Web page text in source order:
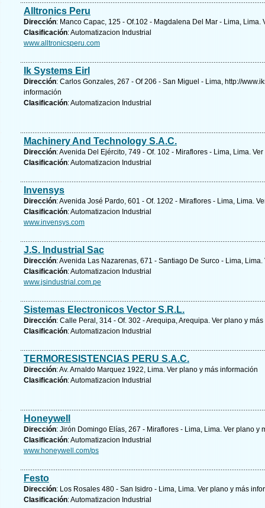
Alltronics Peru
Dirección: Manco Capac, 125 - Of.102 - Magdalena Del Mar - Lima, Lima.
Clasificación: Automatizacion Industrial
www.alltronicsperu.com
Ik Systems Eirl
Dirección: Carlos Gonzales, 267 - Of 206 - San Miguel - Lima, http://
información
Clasificación: Automatizacion Industrial
Machinery And Technology S.A.C.
Dirección: Avenida Del Ejército, 749 - Of. 102 - Miraflores - Lima, Lima.
Clasificación: Automatizacion Industrial
Invensys
Dirección: Avenida José Pardo, 601 - Of. 1202 - Miraflores - Lima, Lima.
Clasificación: Automatizacion Industrial
www.invensys.com
J.S. Industrial Sac
Dirección: Avenida Las Nazarenas, 671 - Santiago De Surco - Lima, Lima.
Clasificación: Automatizacion Industrial
www.jsindustrial.com.pe
Sistemas Electronicos Vector S.R.L.
Dirección: Calle Peral, 314 - Of. 302 - Arequipa, Arequipa. Ver plano y más
Clasificación: Automatizacion Industrial
TERMORESISTENCIAS PERU S.A.C.
Dirección: Av. Arnaldo Marquez 1922, Lima. Ver plano y más información
Clasificación: Automatizacion Industrial
Honeywell
Dirección: Jirón Domingo Elías, 267 - Miraflores - Lima, Lima. Ver plano y
Clasificación: Automatizacion Industrial
www.honeywell.com/ps
Festo
Dirección: Los Rosales 480 - San Isidro - Lima, Lima. Ver plano y más
Clasificación: Automatizacion Industrial